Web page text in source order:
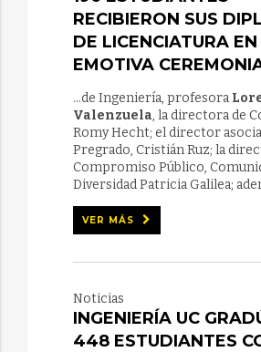
RECIBIERON SUS
DE LICENCIATURA EN
EMOTIVA
...de Ingeniería, profesora
Valenzuela, la directora de
Romy Hecht; el director
Pregrado, Cristián Ruz; la
Compromiso Público,
Diversidad Patricia Galilea;
VER MÁS
Noticias
INGENIERÍA UC
448 ESTUDIANTES